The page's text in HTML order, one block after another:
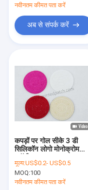
नवीनतम कीमत पता करें
अब से संपर्क करें
कपड़ों पर गोल सीके 3 डी
सिलिकॉन लोगो मोनोक्रोम
मूल्य:US$0.2- US$0.5
MOQ:100
नवीनतम कीमत पता करें